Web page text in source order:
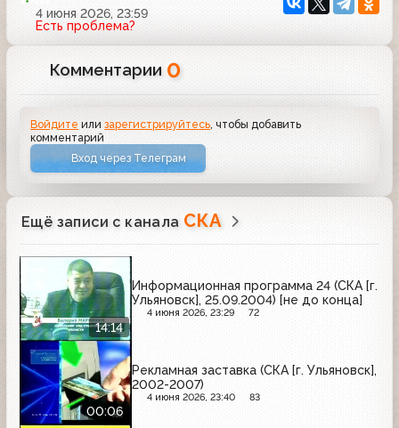
4 июня 2026, 23:59
Есть проблема?
Комментарии 0
Войдите илизарегистрируйтесь , чтобы добавить
комментарий
Вход через Телеграм
Ещё записи с канала СКА
14:14
Информационная программа 24 (СКА [г.
Ульяновск], 25.09.2004) [не до конца]
4 июня 2026, 23:29 72
00:06
Рекламная заставка (СКА [г. Ульяновск],
2002-2007)
4 июня 2026, 23:40 83